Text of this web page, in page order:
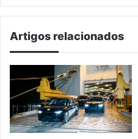
Artigos relacionados